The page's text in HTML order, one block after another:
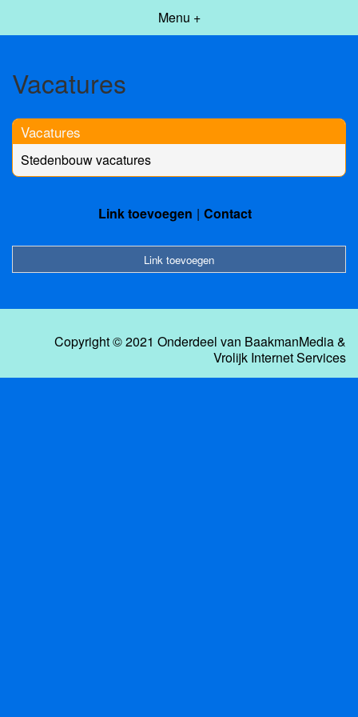
Menu +
Vacatures
Vacatures
Stedenbouw vacatures
Link toevoegen Contact
Link toevoegen
Copyright © 2021 Onderdeel van BaakmanMedia&
Vrolijk Internet Services